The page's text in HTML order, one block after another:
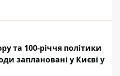
та 100-річчя політики
заплановані у Києві у